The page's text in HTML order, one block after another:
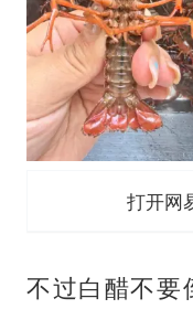
打开网
不过白醋不要